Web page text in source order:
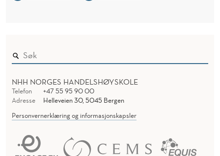
NHH NORGES HANDELSHØYSKOLE
Telefon
+47 55 95 90 00
Adresse
Helleveien 30, 5045 Bergen
Personvernerklæring og informasjonskapsler